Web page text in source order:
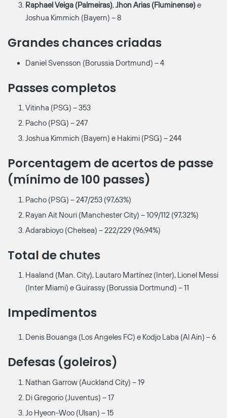
Raphael Veiga (Palmeiras),Jhon Arias (Fluminense)e
Joshua Kimmich (Bayern) – 8
Grandes chances criadas
Daniel Svensson (Borussia Dortmund) – 4
Passes completos
Vitinha (PSG) – 353
Pacho (PSG) – 247
Joshua Kimmich (Bayern) e Hakimi (PSG) – 244
Porcentagem de acertos de passe
(mínimo de 100 passes)
Pacho (PSG) – 247/253 (97,63%)
Rayan Ait Nouri (Manchester City) – 109/112 (97,32%)
Adarabioyo (Chelsea) – 222/229 (96,94%)
Total de chutes
Haaland (Man. City), Lautaro Martínez (Inter), Lionel Messi
(Inter Miami) e Guirassy (Borussia Dortmund) – 11
Impedimentos
Denis Bouanga (Los Angeles FC) e Kodjo Laba (Al Ain) – 6
Defesas (goleiros)
Nathan Garrow (Auckland City) – 19
Di Gregorio (Juventus) – 17
Jo Hyeon-Woo (Ulsan) – 15